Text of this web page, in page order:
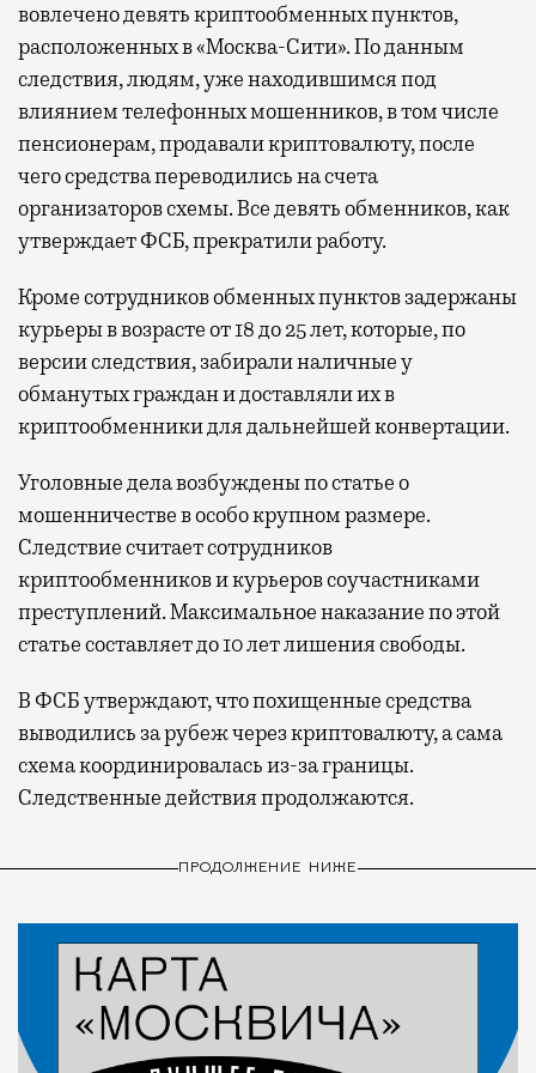
вовлечено девять криптообменных пунктов,
расположенных в «Москва-Сити». По данным
следствия, людям, уже находившимся под
влиянием телефонных мошенников, в том числе
пенсионерам, продавали криптовалюту, после
чего средства переводились на счета
организаторов схемы. Все девять обменников, как
утверждает ФСБ, прекратили работу.
Кроме сотрудников обменных пунктов задержаны
курьеры в возрасте от 18 до 25 лет, которые, по
версии следствия, забирали наличные у
обманутых граждан и доставляли их в
криптообменники для дальнейшей конвертации.
Уголовные дела возбуждены по статье о
мошенничестве в особо крупном размере.
Следствие считает сотрудников
криптообменников и курьеров соучастниками
преступлений. Максимальное наказание по этой
статье составляет до 10 лет лишения свободы.
В ФСБ утверждают, что похищенные средства
выводились за рубеж через криптовалюту, а сама
схема координировалась из-за границы.
Следственные действия продолжаются.
ПРОДОЛЖЕНИЕ НИЖЕ